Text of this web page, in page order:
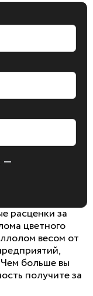
—
расценки за
цветного
весом от
Чем больше вы
получите за